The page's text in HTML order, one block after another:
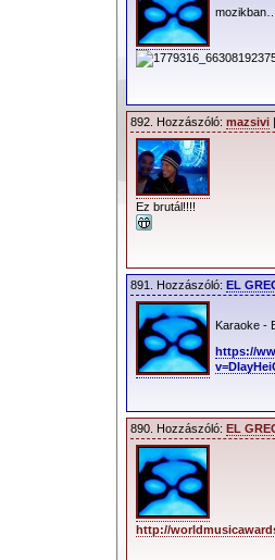
892. Hozzászóló: mazsivi
Ez brutál!!!!
891. Hozzászóló: EL
Karaoke -
https://
890. Hozzászóló: EL
http://